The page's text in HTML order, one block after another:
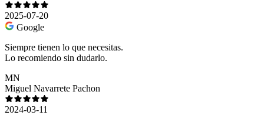
2025-07-20
Google
Siempre tienen lo que necesitas.
Lo recomiendo sin dudarlo.
MN
Miguel Navarrete Pachon
2024-03-11